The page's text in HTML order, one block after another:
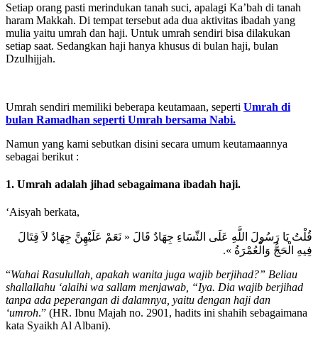
Setiap orang pasti merindukan tanah suci, apalagi Ka’bah di tanah
haram Makkah. Di tempat tersebut ada dua aktivitas ibadah yang
mulia yaitu umrah dan haji. Untuk umrah sendiri bisa dilakukan
setiap saat. Sedangkan haji hanya khusus di bulan haji, bulan
Dzulhijjah.
Umrah sendiri memiliki beberapa keutamaan, seperti Umrah di
bulan Ramadhan seperti Umrah bersama Nabi.
Namun yang kami sebutkan disini secara umum keutamaannya
sebagai berikut :
1. Umrah adalah jihad sebagaimana ibadah haji.
‘Aisyah berkata,
قُلْتُ يَا رَسُولَ اللَّهِ عَلَى النِّسَاءِ جِهَادٌ قَالَ « نَعَمْ عَلَيْهِنَّ جِهَادٌ لاَ قِتَالَ
فِيهِ الْحَجُّ وَالْعُمْرَةُ ».
“Wahai Rasulullah, apakah wanita juga wajib berjihad?” Beliau
shallallahu ‘alaihi wa sallam menjawab, “Iya. Dia wajib berjihad
tanpa ada peperangan di dalamnya, yaitu dengan haji dan
‘umroh.” (HR. Ibnu Majah no. 2901, hadits ini shahih sebagaimana
kata Syaikh Al Albani).